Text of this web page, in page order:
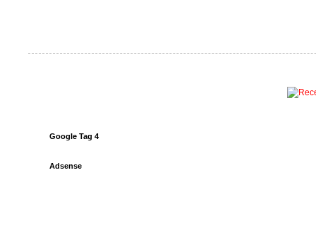
Google Tag 4
Adsense